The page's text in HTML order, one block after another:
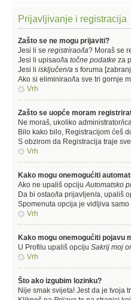
Prijavljivanje i registracija
Zašto se ne mogu prijaviti?
Jesi li se registrirao/la? Moraš se
Jesi li upisao/la točne podatke za
Jesi li isključen/a s foruma
Ako si eliminirao/la sve tri gornje
Vrh
Zašto se uopće moram
Ne moraš, ukoliko administrator/
Bilo kako bilo, Registracijom ćeš
S obzirom da Registracija traje
Vrh
Kako mogu onemogućiti
Ako ne upališ opciju Automatsko
Da bi ostao/la prijavljen/a, upališ
Spomenuta opcija je vidljiva
Vrh
Kako mogu onemogućiti pojavu
U Profilu upališ opciju Sakrij moj
Vrh
Što ako izgubim lozinku?
Nije smak svijeta! Jest da je tvoja